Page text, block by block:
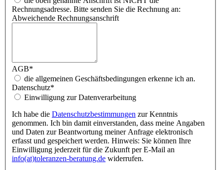
Rechnungsadresse. Bitte senden Sie die Rechnung an:
Abweichende Rechnungsanschrift
AGB*
die allgemeinen Geschäftsbedingungen erkenne ich an.
Datenschutz*
Einwilligung zur Datenverarbeitung
Ich habe die Datenschutzbestimmungen zur Kenntnis
genommen. Ich bin damit einverstanden, dass meine Angaben
und Daten zur Beantwortung meiner Anfrage elektronisch
erfasst und gespeichert werden. Hinweis: Sie können Ihre
Einwilligung jederzeit für die Zukunft per E-Mail an
info(at)toleranzen-beratung.de widerrufen.